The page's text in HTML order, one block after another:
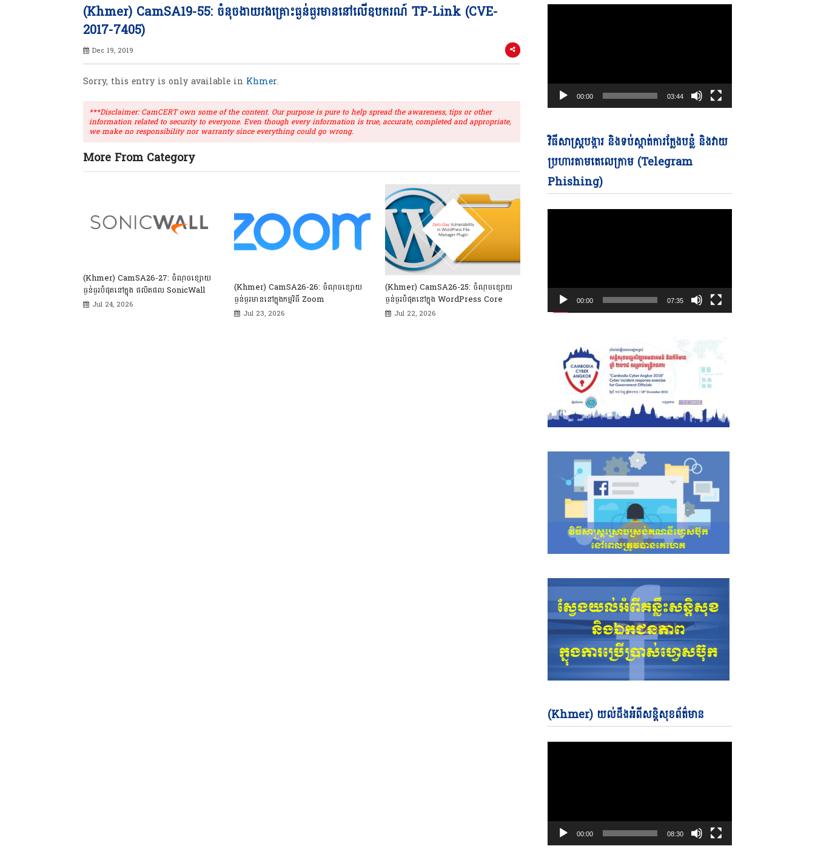
(Khmer) CamSA19-55: ចំនុចងាយរងគ្រោះធ្ងន់ធ្ងរមាននៅលើឧបករណ៍ TP-Link (CVE-
2017-7405)
Dec 19, 2019
Sorry, this entry is only available in Khmer.
***Disclaimer: CamCERT own some of the content. Our purpose is pure to help spread the awareness, tips or other
information related to security to everyone. Even though every information is true, accurate, completed and appropriate,
we make no responsibility nor warranty since everything could go wrong.
More From Category
(Khmer) CamSA26-27: ចំណុចខ្សោយ
ធ្ងន់ធ្ងរបំផុតនៅក្នុង ផលិតផល SonicWall
Jul 24, 2026
(Khmer) CamSA26-26: ចំណុចខ្សោយ
ធ្ងន់ធ្ងរមាននៅក្នុងកម្មវិធី Zoom
Jul 23, 2026
(Khmer) CamSA26-25: ចំណុចខ្សោយ
ធ្ងន់ធ្ងរបំផុតនៅក្នុង WordPress Core
Jul 22, 2026
00:00 03:44
វិធីសាស្ត្របង្ការ និងទប់ស្កាត់ការក្លែងបន្លំ និងវាយ
ប្រហារតាមតេលេក្រាម (Telegram
Phishing)
00:00 07:35
(Khmer) យល់ដឹងអំពីសន្តិសុខព័ត៌មាន
Player
00:00 08:30